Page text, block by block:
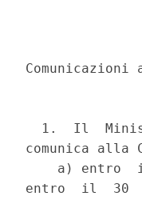
1.  Il
comunica alla
a) entro
entro  il  30